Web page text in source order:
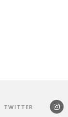
TWITTER